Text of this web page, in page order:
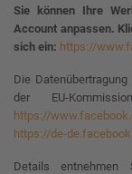
Sie können Ihre
Account anpassen.
sich ein: https://
Die
der EU-
https://
https://de-
Details entnehmen